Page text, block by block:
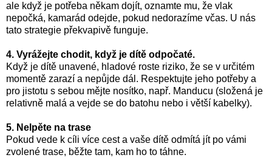
ale když je potřeba někam dojít, oznamte mu, že vlak
nepočká, kamarád odejde, pokud nedorazíme včas. U nás
tato strategie překvapivě funguje.
4. Vyrážejte chodit, když je dítě odpočaté.
Když je dítě unavené, hladové roste riziko, že se v určitém
momentě zarazí a nepůjde dál. Respektujte jeho potřeby a
pro jistotu s sebou mějte nosítko, např. Manducu (složená je
relativně malá a vejde se do batohu nebo i větší kabelky).
5. Nelpěte na trase
Pokud vede k cíli více cest a vaše dítě odmítá jít po vámi
zvolené trase, běžte tam, kam ho to táhne.